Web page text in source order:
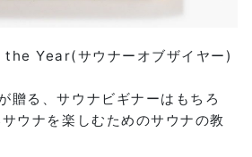
Year(サウナーオブザイヤー)
贈る、サウナビギナーはもちろ
ウナを楽しむためのサウナの教